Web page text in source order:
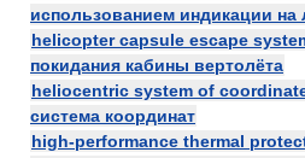
использованием индикации на
helicopter capsule escape
покидания кабины вертолёта
heliocentric system of
система координат
high-performance thermal